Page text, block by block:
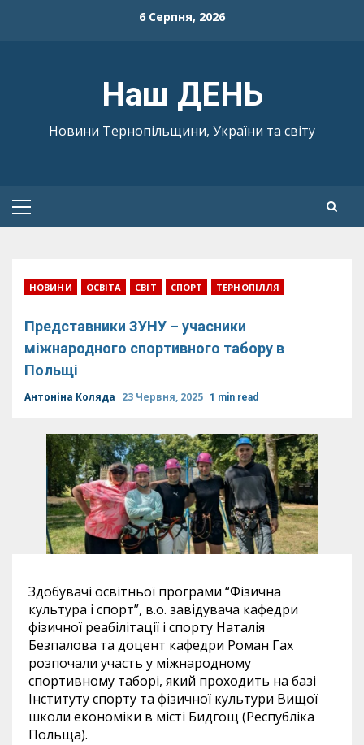
6 Серпня, 2026
Наш ДЕНЬ
Новини Тернопільщини, України та світу
Primary
НОВИНИ ОСВІТА СВІТ СПОРТ ТЕРНОПІЛЛЯ
Представники ЗУНУ – учасники
міжнародного спортивного табору в
Польщі
Антоніна Коляда 23 Червня, 2025 1 min read
Здобувачі освітньої програми “Фізична
культура і спорт”, в.о. завідувача кафедри
фізичної реабілітації і спорту Наталія
Безпалова та доцент кафедри Роман Гах
розпочали участь у міжнародному
спортивному таборі, який проходить на базі
Інституту спорту та фізичної культури Вищої
школи економіки в місті Бидгощ (Республіка
Польща).